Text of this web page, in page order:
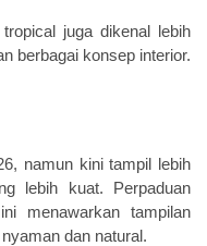
juga dikenal lebih
berbagai konsep interior.
namun kini tampil lebih
lebih kuat. Perpaduan
menawarkan tampilan
dan natural.